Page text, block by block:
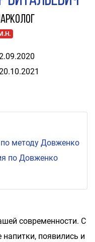
методу Довженко
по Довженко
современности. С
напитки, появились и